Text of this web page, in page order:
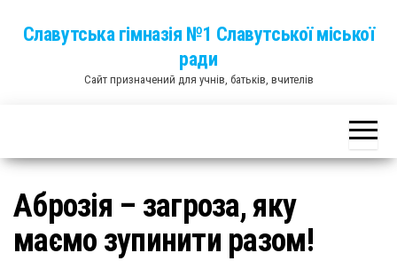
Славутська гімназія №1 Славутської міської
ради
Сайт призначений для учнів, батьків, вчителів
Аброзія – загроза, яку
маємо зупинити разом!